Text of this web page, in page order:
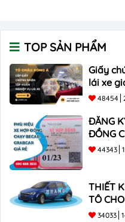
TOP SẢN PHẨM
Giấy
lái xe
48454
ĐĂNG
ĐỒNG
NHẤT
44343
THIẾT
TÔ
34033